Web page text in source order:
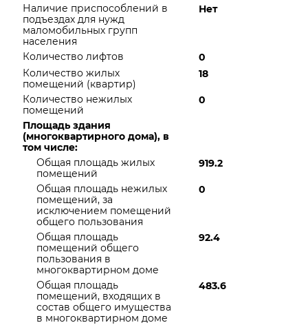
Наличие приспособлений в
подъездах для нужд
маломобильных групп
населения
Нет
Количество лифтов
0
Количество жилых
помещений (квартир)
18
Количество нежилых
помещений
0
Площадь здания
(многоквартирного дома), в
том числе:
Общая площадь жилых
помещений
919.2
Общая площадь нежилых
помещений, за
исключением помещений
общего пользования
0
Общая площадь
помещений общего
пользования в
многоквартирном доме
92.4
Общая площадь
помещений, входящих в
состав общего имущества
в многоквартирном доме
483.6